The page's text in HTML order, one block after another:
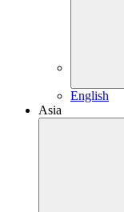
English
Asia